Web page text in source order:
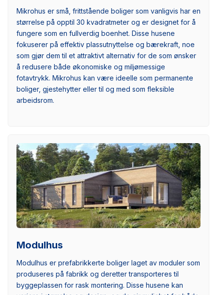
Mikrohus er små, frittstående boliger som vanligvis har en
størrelse på opptil 30 kvadratmeter og er designet for å
fungere som en fullverdig boenhet. Disse husene
fokuserer på effektiv plassutnyttelse og bærekraft, noe
som gjør dem til et attraktivt alternativ for de som ønsker
å redusere både økonomiske og miljømessige
fotavtrykk. Mikrohus kan være ideelle som permanente
boliger, gjestehytter eller til og med som fleksible
arbeidsrom.
Modulhus
Modulhus er prefabrikkerte boliger laget av moduler som
produseres på fabrikk og deretter transporteres til
byggeplassen for rask montering. Disse husene kan